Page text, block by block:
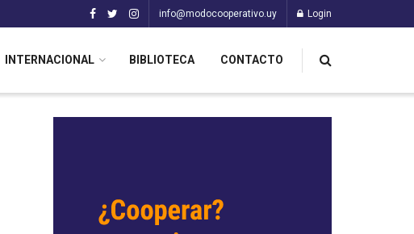
info@modocooperativo.uy Login
INTERNACIONAL BIBLIOTECA CONTACTO